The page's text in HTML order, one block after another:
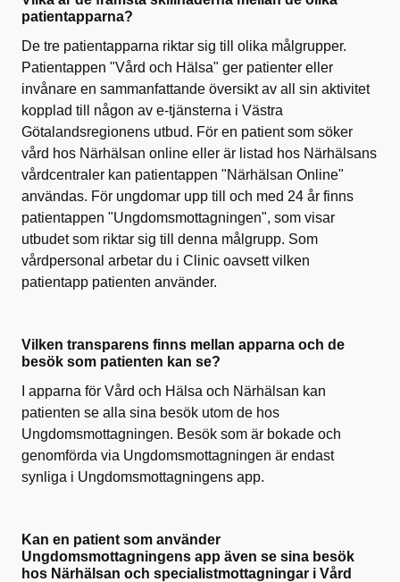
patientapparna?
De tre patientapparna riktar sig till olika målgrupper.
Patientappen "Vård och Hälsa" ger patienter eller
invånare en sammanfattande översikt av all sin aktivitet
kopplad till någon av e-tjänsterna i Västra
Götalandsregionens utbud. För en patient som söker
vård hos Närhälsan online eller är listad hos Närhälsans
vårdcentraler kan patientappen "Närhälsan Online"
användas. För ungdomar upp till och med 24 år finns
patientappen "Ungdomsmottagningen", som visar
utbudet som riktar sig till denna målgrupp. Som
vårdpersonal arbetar du i Clinic oavsett vilken
patientapp patienten använder.
Vilken transparens finns mellan apparna och de
besök som patienten kan se?
apparna för Vård och Hälsa och Närhälsan kan
patienten se alla sina besök utom de hos
Ungdomsmottagningen. Besök som är bokade och
genomförda via Ungdomsmottagningen är endast
synliga i Ungdomsmottagningens app.
Kan en patient som använder
Ungdomsmottagningens app även se sina besök
hos Närhälsan och specialistmottagningar i Vård